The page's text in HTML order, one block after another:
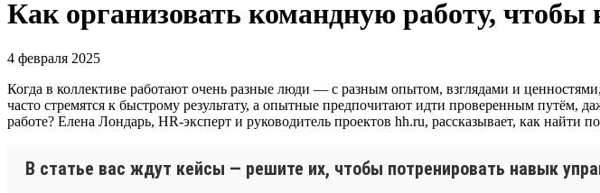
Как организовать командную работу,
4 февраля 2025
Когда в коллективе работают очень разные люди — с разным опытом, взглядами и
часто стремятся к быстрому результату, а опытные предпочитают идти проверенным путём,
работе? Елена Лондарь, HR-эксперт и руководитель проектов hh.ru, рассказывает, как
В статье вас ждут кейсы — решите их, чтобы потренировать навык